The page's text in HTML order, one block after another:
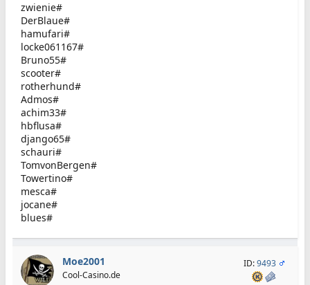
zwienie#
DerBlaue#
hamufari#
locke061167#
Bruno55#
scooter#
rotherhund#
Admos#
achim33#
hbflusa#
django65#
schauri#
TomvonBergen#
Towertino#
mesca#
jocane#
blues#
Moe2001
Cool-Casino.de
ID:9493